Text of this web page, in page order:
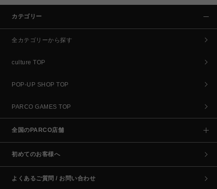
カテゴリー
全カテゴリーから探す
culture TOP
POP-UP SHOP TOP
PARCO GAMES TOP
全国のPARCO店舗
初めてのお客様へ
よくあるご質問 / お問い合わせ